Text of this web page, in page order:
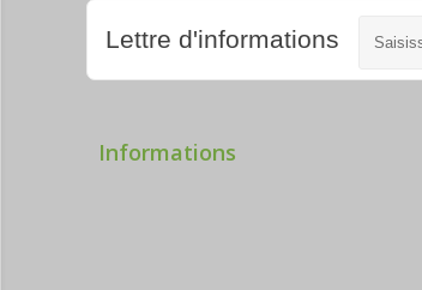
Lettre d'informations
Informations